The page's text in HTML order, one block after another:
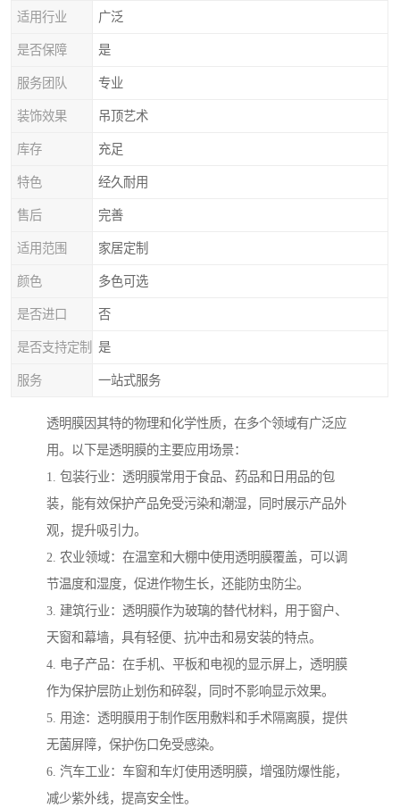
适用行业 广泛
是否保障 是
服务团队 专业
装饰效果 吊顶艺术
库存 充足
特色 经久耐用
售后 完善
适用范围 家居定制
颜色 多色可选
是否进口 否
是否支持定制 是
服务 一站式服务
透明膜因其特的物理和化学性质，在多个领域有广泛应
用。以下是透明膜的主要应用场景：
1. 包装行业：透明膜常用于食品、药品和日用品的包
装，能有效保护产品免受污染和潮湿，同时展示产品外
观，提升吸引力。
2. 农业领域：在温室和大棚中使用透明膜覆盖，可以调
节温度和湿度，促进作物生长，还能防虫防尘。
3. 建筑行业：透明膜作为玻璃的替代材料，用于窗户、
天窗和幕墙，具有轻便、抗冲击和易安装的特点。
4. 电子产品：在手机、平板和电视的显示屏上，透明膜
作为保护层防止划伤和碎裂，同时不影响显示效果。
5. 用途：透明膜用于制作医用敷料和手术隔离膜，提供
无菌屏障，保护伤口免受感染。
6. 汽车工业：车窗和车灯使用透明膜，增强防爆性能，
减少紫外线，提高安全性。